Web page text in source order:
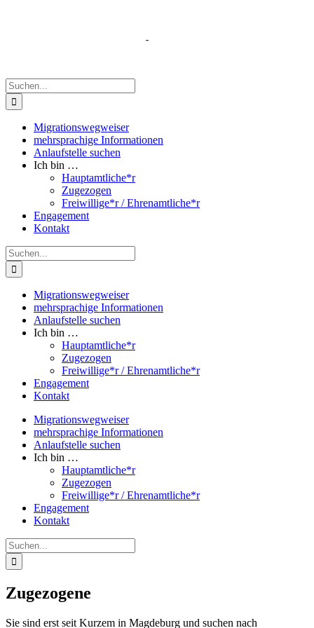
Suche
nach:
Migrationswegweiser
mehrsprachige Informationen
Anlaufstelle suchen
Ich bin …
Hauptamtliche*r
Zugezogen
Freiwillige*r / Ehrenamtliche*r
Engagement
Kontakt
Suche
nach:
Migrationswegweiser
mehrsprachige Informationen
Anlaufstelle suchen
Ich bin …
Hauptamtliche*r
Zugezogen
Freiwillige*r / Ehrenamtliche*r
Engagement
Kontakt
Migrationswegweiser
mehrsprachige Informationen
Anlaufstelle suchen
Ich bin …
Hauptamtliche*r
Zugezogen
Freiwillige*r / Ehrenamtliche*r
Engagement
Kontakt
Suche
nach:
Zugezogene
Sie sind erst seit Kurzem in Magdeburg und suchen nach